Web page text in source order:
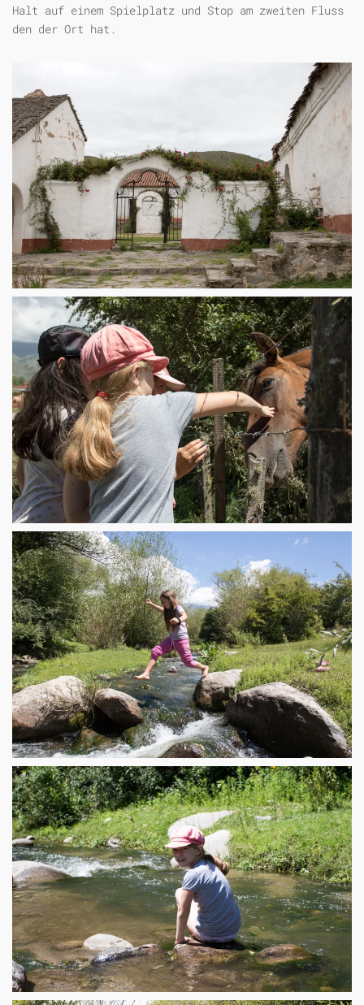
Halt auf einem Spielplatz und Stop am zweiten Fluss
den der Ort hat.